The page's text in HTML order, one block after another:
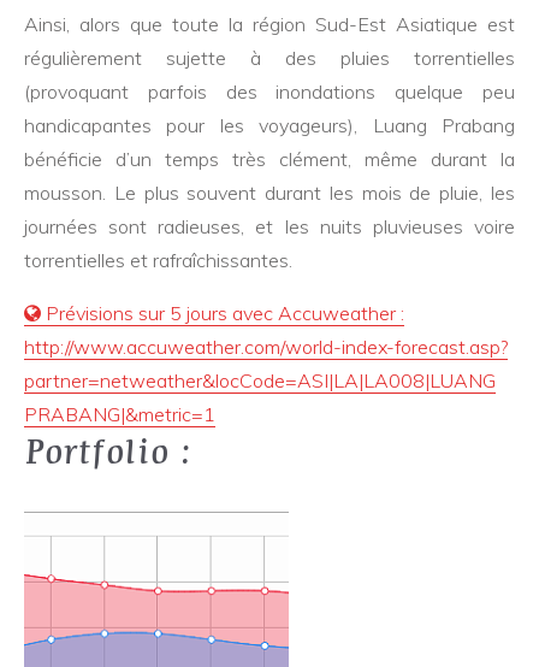
Ainsi, alors que toute la région Sud-Est Asiatique est
régulièrement sujette à des pluies torrentielles
(provoquant parfois des inondations quelque peu
handicapantes pour les voyageurs), Luang Prabang
bénéficie d’un temps très clément, même durant la
mousson. Le plus souvent durant les mois de pluie, les
journées sont radieuses, et les nuits pluvieuses voire
torrentielles et rafraîchissantes.
Prévisions sur 5 jours avec Accuweather :
http://www.accuweather.com/world-index-forecast.asp?
partner=netweather&locCode=ASI|LA|LA008|LUANG
PRABANG|&metric=1
Portfolio :